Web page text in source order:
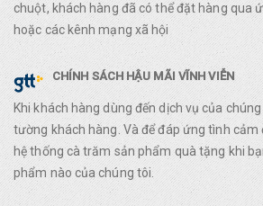
chuột, khách hàng đã có thể đặt hàng qua
hoặc các kênh mạng xã hội
CHÍNH SÁCH HẬU MÃI VĨNH VIỄN
Khi khách hàng dùng đến dịch vụ của
tường khách hàng. Và để đáp ứng tình cảm
hệ thống cà trăm sản phẩm quà tặng khi
phẩm nào của chúng tôi.